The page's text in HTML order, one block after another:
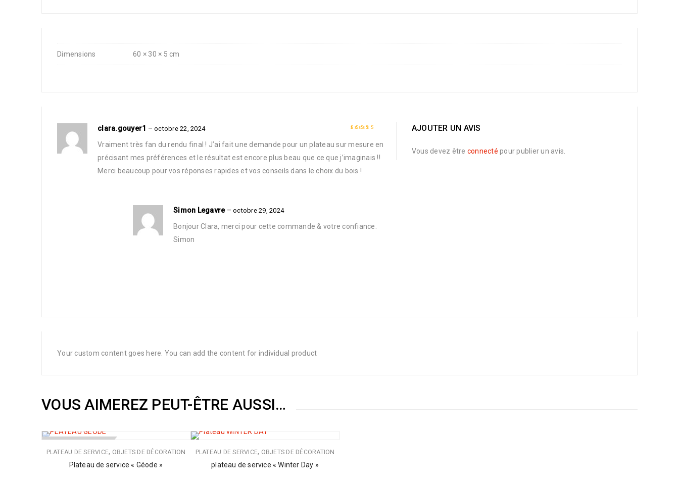
Dimensions 60 × 30 × 5 cm
Note5 sur 5
clara.gouyer1 – octobre 22, 2024
Vraiment très fan du rendu final ! J’ai fait une demande pour un plateau sur mesure en
précisant mes préférences et le résultat est encore plus beau que ce que j’imaginais !!
Merci beaucoup pour vos réponses rapides et vos conseils dans le choix du bois !
Simon Legavre – octobre 29, 2024
Bonjour Clara, merci pour cette commande & votre confiance.
Simon
AJOUTER UN AVIS
Vous devez être connecté pour publier un avis.
Your custom content goes here. You can add the content for individual product
VOUS AIMEREZ PEUT-ÊTRE AUSSI…
PLATEAU DE SERVICE, OBJETS DE DÉCORATION
Plateau de service « Géode »
PLATEAU DE SERVICE, OBJETS DE DÉCORATION
plateau de service « Winter Day »